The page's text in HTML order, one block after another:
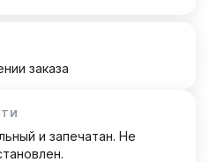
заказа
и запечатан. Не